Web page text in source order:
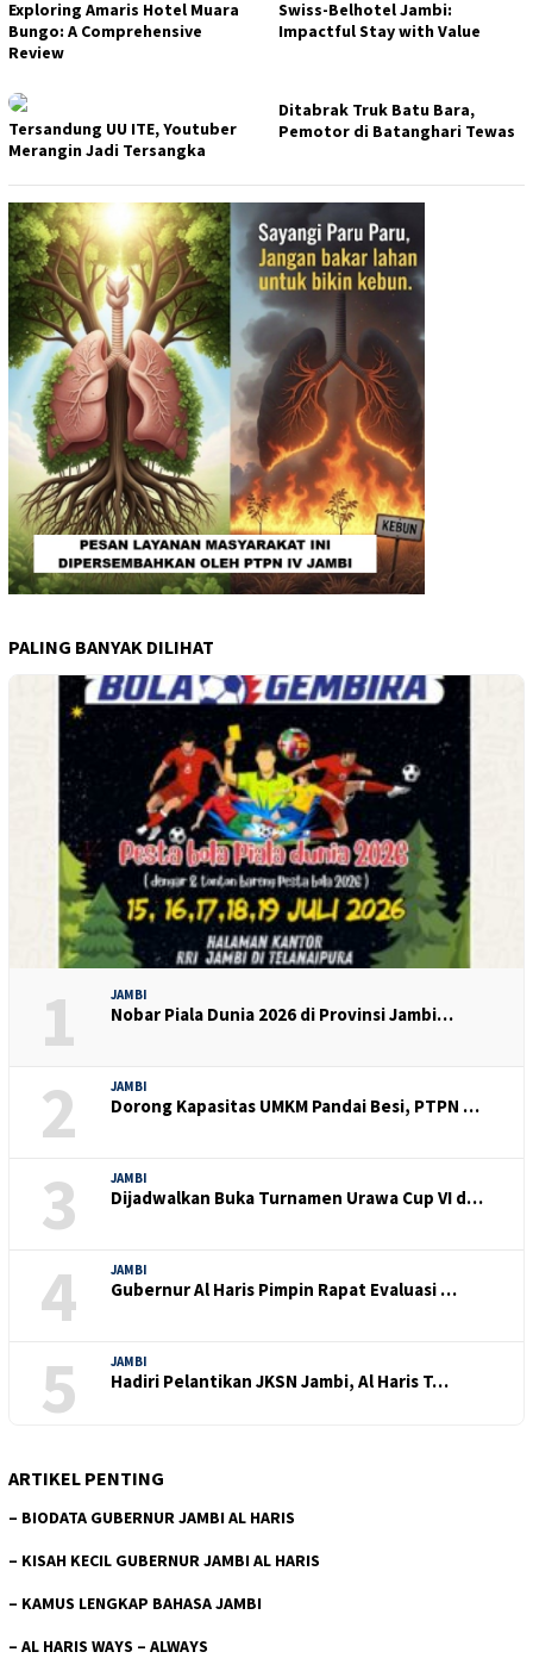
Exploring Amaris Hotel Muara
Bungo: A Comprehensive
Review
Swiss-Belhotel Jambi:
Impactful Stay with Value
Tersandung UU ITE, Youtuber
Merangin Jadi Tersangka
Ditabrak Truk Batu Bara,
Pemotor di Batanghari Tewas
PALING BANYAK DILIHAT
1 JAMBI
Nobar Piala Dunia 2026 di Provinsi Jambi…
2 JAMBI
Dorong Kapasitas UMKM Pandai Besi, PTPN …
3 JAMBI
Dijadwalkan Buka Turnamen Urawa Cup VI d…
4 JAMBI
Gubernur Al Haris Pimpin Rapat Evaluasi …
5 JAMBI
Hadiri Pelantikan JKSN Jambi, Al Haris T…
ARTIKEL PENTING
– BIODATA GUBERNUR JAMBI AL HARIS
– KISAH KECIL GUBERNUR JAMBI AL HARIS
– KAMUS LENGKAP BAHASA JAMBI
– AL HARIS WAYS – ALWAYS